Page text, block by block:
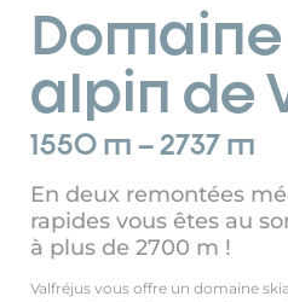
alpin de
1550 m – 2737 m
En deux remontées
rapides vous êtes au
à plus de 2700 m !
Valfréjus vous offre un domaine